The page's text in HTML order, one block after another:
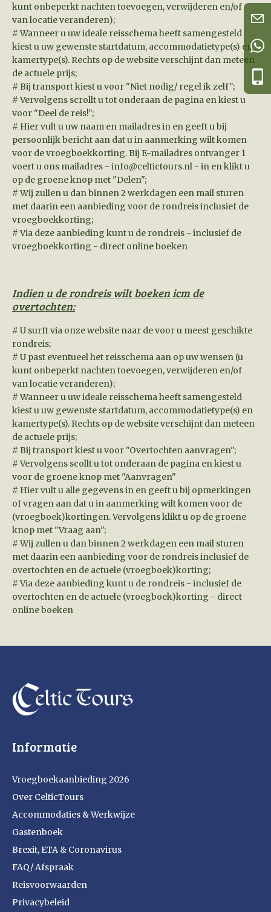
kunt onbeperkt nachten toevoegen, verwijderen en/of
van locatie veranderen);
# Wanneer u uw ideale reisschema heeft samengesteld
kiest u uw gewenste startdatum, accommodatietype(s) en
kamertype(s). Rechts op de website verschijnt dan meteen
de actuele prijs;
# Bij transport kiest u voor "Niet nodig/ regel ik zelf";
# Vervolgens scrollt u tot onderaan de pagina en kiest u
voor "Deel de reis!";
# Hier vult u uw naam en mailadres in en geeft u bij
persoonlijk bericht aan dat u in aanmerking wilt komen
voor de vroegboekkorting. Bij E-mailadres ontvanger 1
voert u ons mailadres - info@celtictours.nl - in en klikt u
op de groene knop met "Delen";
# Wij zullen u dan binnen 2 werkdagen een mail sturen
met daarin een aanbieding voor de rondreis inclusief de
vroegboekkorting;
# Via deze aanbieding kunt u de rondreis - inclusief de
vroegboekkorting - direct online boeken
Indien u de rondreis wilt boeken icm de
overtochten:
# U surft via onze website naar de voor u meest geschikte
rondreis;
# U past eventueel het reisschema aan op uw wensen (u
kunt onbeperkt nachten toevoegen, verwijderen en/of
van locatie veranderen);
# Wanneer u uw ideale reisschema heeft samengesteld
kiest u uw gewenste startdatum, accommodatietype(s) en
kamertype(s). Rechts op de website verschijnt dan meteen
de actuele prijs;
# Bij transport kiest u voor "Overtochten aanvragen";
# Vervolgens scollt u tot onderaan de pagina en kiest u
voor de groene knop met "Aanvragen"
# Hier vult u alle gegevens in en geeft u bij opmerkingen
of vragen aan dat u in aanmerking wilt komen voor de
(vroegboek)kortingen. Vervolgens klikt u op de groene
knop met "Vraag aan";
# Wij zullen u dan binnen 2 werkdagen een mail sturen
met daarin een aanbieding voor de rondreis inclusief de
overtochten en de actuele (vroegboek)korting;
# Via deze aanbieding kunt u de rondreis - inclusief de
overtochten en de actuele (vroegboek)korting - direct
online boeken
Informatie
Vroegboekaanbieding 2026
Over CelticTours
Accommodaties & Werkwijze
Gastenboek
Brexit, ETA & Coronavirus
FAQ/ Afspraak
Reisvoorwaarden
Privacybeleid